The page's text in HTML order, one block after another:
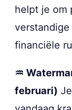
helpt je om
financiële
♒
februari)